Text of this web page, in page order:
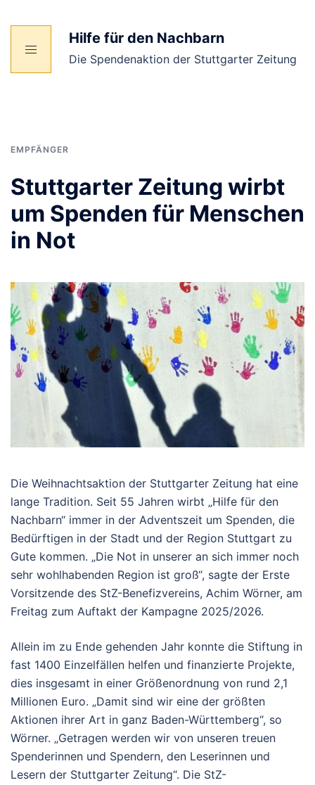
Inhalt
springen
Hilfe für den Nachbarn
Die Spendenaktion der Stuttgarter Zeitung
EMPFÄNGER
Stuttgarter Zeitung wirbt
um Spenden für Menschen
in Not
Die Weihnachtsaktion der Stuttgarter Zeitung hat eine
lange Tradition. Seit 55 Jahren wirbt „Hilfe für den
Nachbarn“ immer in der Adventszeit um Spenden, die
Bedürftigen in der Stadt und der Region Stuttgart zu
Gute kommen. „Die Not in unserer an sich immer noch
sehr wohlhabenden Region ist groß“, sagte der Erste
Vorsitzende des StZ-Benefizvereins, Achim Wörner, am
Freitag zum Auftakt der Kampagne 2025/2026.
Allein im zu Ende gehenden Jahr konnte die Stiftung in
fast 1400 Einzelfällen helfen und finanzierte Projekte,
dies insgesamt in einer Größenordnung von rund 2,1
Millionen Euro. „Damit sind wir eine der größten
Aktionen ihrer Art in ganz Baden-Württemberg“, so
Wörner. „Getragen werden wir von unseren treuen
Spenderinnen und Spendern, den Leserinnen und
Lesern der Stuttgarter Zeitung“. Die StZ-